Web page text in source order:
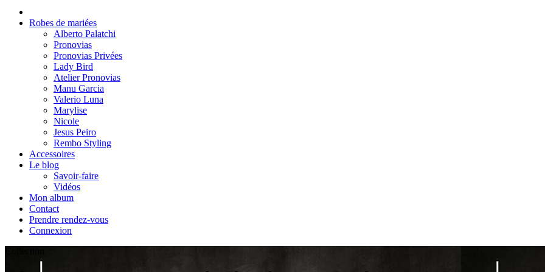
Robes de mariées
Alberto Palatchi
Pronovias
Pronovias Privées
Lady Bird
Atelier Pronovias
Manu Garcia
Valerio Luna
Marylise
Nicole
Jesus Peiro
Rembo Styling
Accessoires
Le blog
Savoir-faire
Vidéos
Mon album
Contact
Prendre rendez-vous
Connexion